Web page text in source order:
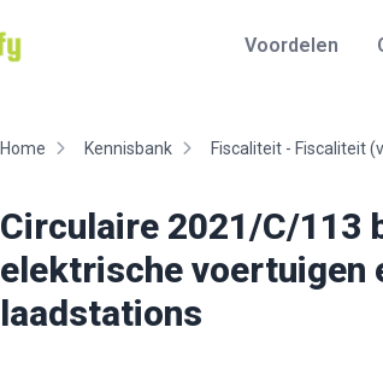
Voordelen
Home Kennisbank Fiscaliteit - Fiscaliteit
Circulaire 2021/C/113
elektrische voertuigen
laadstations